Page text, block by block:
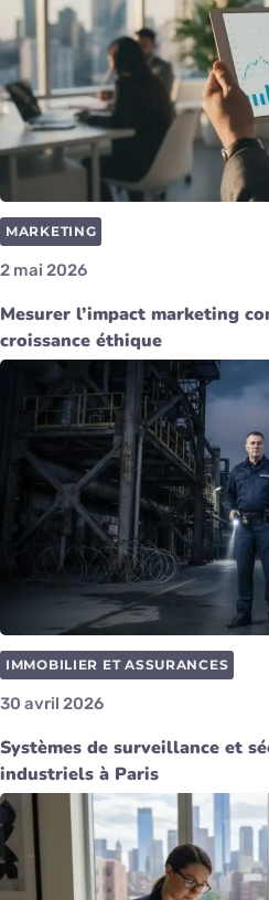
MARKETING
2 mai 2026
Mesurer l’impact marketing
croissance éthique
IMMOBILIER ET ASSURANCES
30 avril 2026
Systèmes de surveillance et
industriels à Paris